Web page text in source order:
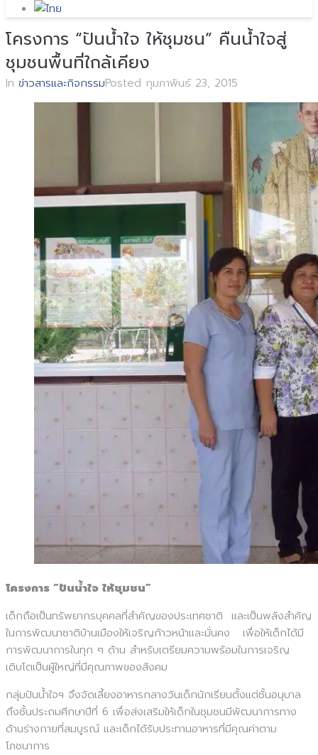
โครงการ “ปันน้ำใจ ให้ชุมชน” คืนน้ำใจสู่
ชุมชนพื้นที่ใกล้เคียง
In ข่าวสารและกิจกรรมPosted กุมภาพันธ์ 23, 2015
โครงการ “ปันน้ำใจ ให้ชุมชน”
เด็กถือเป็นทรัพยากรบุคคลที่สำคัญของประเทศชาติ และเป็นพลังสำคัญ
ในการพัฒนาชาติบ้านเมืองให้เจริญก้าวหน้าและมั่นคง เพื่อให้เด็กได้มี
การพัฒนาการในทุก ๆ ด้าน สำหรับเตรียมความพร้อมในการเจริญ
เติบโตเป็นผู้ใหญ่ที่มีคุณภาพของสังคม
กลุ่มปันน้ำใจฯ จึงจัดเลี้ยงอาหารกลางวันเด็กนักเรียนตั้งแต่ชั้นอนุบาล
ถึงชั้นประถมศีกษาปีที่ 6 เพื่อส่งเสริมให้เด็กในชุมชนมีพัฒนาการทาง
ด้านร่างกายที่สมบูรณ์ และเด็กได้รับประทานอาหารที่มีคุณค่าตาม
โภชนาการ